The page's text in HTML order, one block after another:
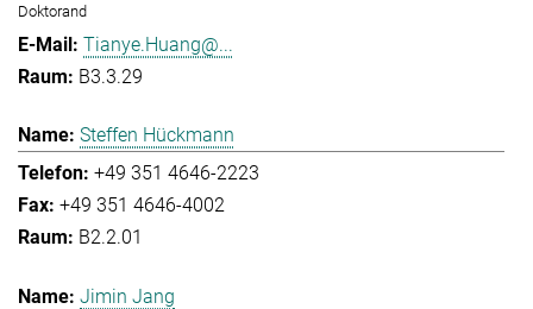
Doktorand
Tianye.Huang@...
B3.3.29
Steffen Hückmann
+49 351 4646-2223
+49 351 4646-4002
B2.2.01
Jimin Jang